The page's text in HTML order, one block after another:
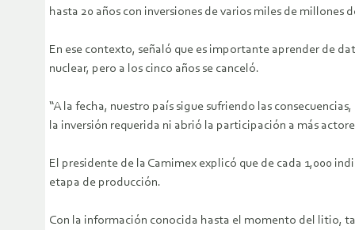
hasta 20 años con inversiones de varios miles de
En ese contexto, señaló que es importante aprender de
nuclear, pero a los cinco años se canceló.
“A la fecha, nuestro país sigue sufriendo las
la inversión requerida ni abrió la participación a más
El presidente de la Camimex explicó que de cada 1,000
etapa de producción.
Con la información conocida hasta el momento del litio,